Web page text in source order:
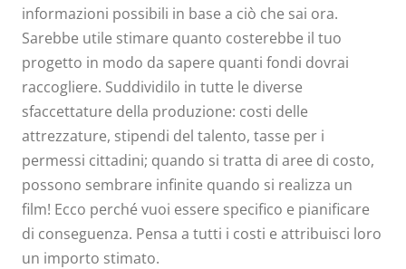
informazioni possibili in base a ciò che sai ora.
Sarebbe utile stimare quanto costerebbe il tuo
progetto in modo da sapere quanti fondi dovrai
raccogliere. Suddividilo in tutte le diverse
sfaccettature della produzione: costi delle
attrezzature, stipendi del talento, tasse per i
permessi cittadini; quando si tratta di aree di costo,
possono sembrare infinite quando si realizza un
film! Ecco perché vuoi essere specifico e pianificare
di conseguenza. Pensa a tutti i costi e attribuisci loro
un importo stimato.